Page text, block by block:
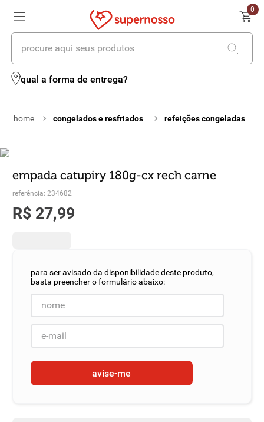
0
procure aqui seus produtos
qual a forma de entrega?
congelados e resfriados refeições congeladas
empada catupiry 180g-cx rech carne
referência: 234682
R$ 27,99
avise-me
termos mais buscados
2º leite
4 º iogurte
5º vinhos
6º biscoito
º detergente
º macarrão
10º chocolate